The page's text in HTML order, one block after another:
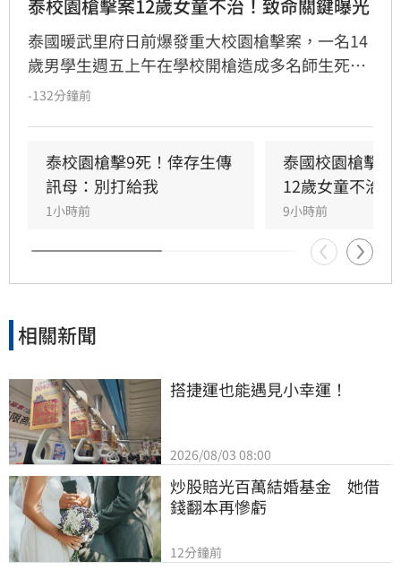
泰校園槍擊案12歲女童不治！致命關鍵曝光
泰國暖武里府日前爆發重大校園槍擊案，一名14
歲男學生週五上午在學校開槍造成多名師生死
傷，之後舉槍自盡，且嫌犯被懷疑案發前已在家
生後，泰國總理阿努廷（Anutin Charnvirakul）
隨即承諾推動新的槍枝管制法律，未來擬限制一
般民眾攜帶槍枝，僅允許執勤中的政府官員持
-132分鐘前
泰校園槍擊9死！倖存生傳
訊母：別打給我
1小時前
泰國校園槍擊
12歲女童不治
9小時前
相關新聞
搭捷運也能遇見小幸運！
2026/08/03 08:00
炒股賠光百萬結婚基金　她借
錢翻本再慘虧
12分鐘前